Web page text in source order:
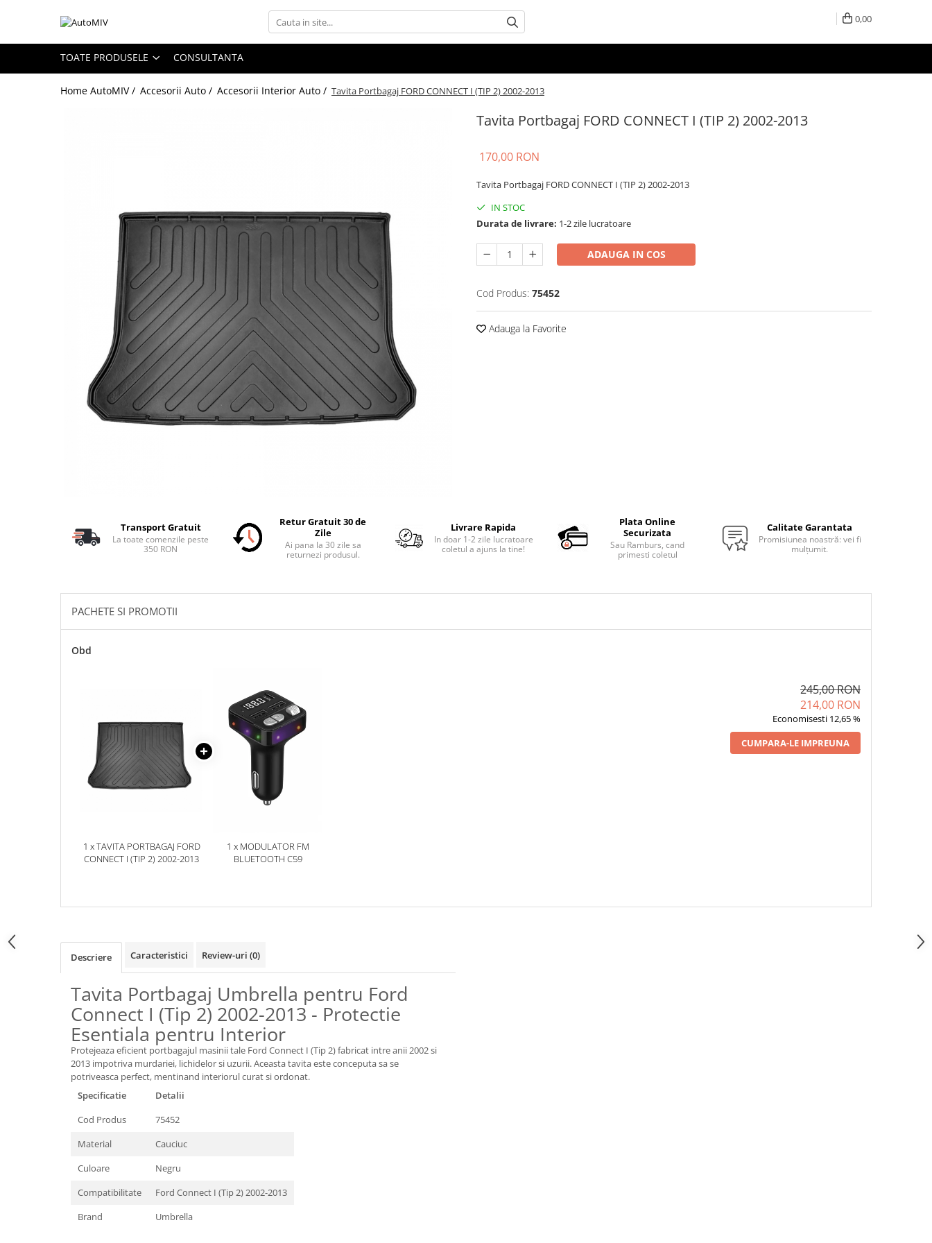
Toate Produsele
Oferta Saptamanii
Buton Clapeta Rezervor
Alte Butoane/Comutatoare
Accesorii Auto Exterior
Husa Auto / Prelata Auto
Paravanturi Auto / Deflectoare Aer
Tavite Portbagaj Dedicate
Covorase Auto/ Presuri Auto
Carcasa Cheie
Accesorii Electronice Auto
Incarcatoare Auto
Organizatoare Auto
Oglinzi
Pompa Spalator Parbriz
Accesorii Camioane
Lampi si Proiectoare Camion
Marcaje si Echipamente de
Accesorii Cabina Camion
Echipamente Electrice si
Echipamente ADR si Utilitare
Uleiuri si Lichide Auto
Aditivi Combustibil
Aditivi DPF, Sistem Racire si
0,00
TOATE PRODUSELE CONSULTANTA
Home AutoMIV / Accesorii Auto / Accesorii Interior Auto / Tavita Portbagaj FORD CONNECT I (TIP 2) 2002-2013
Tavita Portbagaj FORD CONNECT I (TIP 2) 2002-2013
170,00 RON
Tavita Portbagaj FORD CONNECT I (TIP 2) 2002-2013
IN STOC
Durata de livrare: 1-2 zile lucratoare
ADAUGA IN COS
Cod Produs: 75452
Adauga la Favorite
Transport Gratuit
La toate comenzile peste
350 RON
Retur Gratuit 30 de
Zile
Ai pana la 30 zile sa
returnezi produsul.
Livrare Rapida
In doar 1-2 zile lucratoare
coletul a ajuns la tine!
Plata Online
Securizata
Sau Ramburs, cand
primesti coletul
Calitate Garantata
Promisiunea noastră: vei fi
mulțumit.
PACHETE SI PROMOTII
Obd
1 x TAVITA PORTBAGAJ FORD
CONNECT I (TIP 2) 2002-2013
1 x MODULATOR FM
BLUETOOTH C59
245,00 RON
214,00 RON
Economisesti 12,65 %
CUMPARA-LE IMPREUNA
Descriere Caracteristici Review-uri (0)
Tavita Portbagaj Umbrella pentru Ford
Connect I (Tip 2) 2002-2013 - Protectie
Esentiala pentru Interior
Protejeaza eficient portbagajul masinii tale Ford Connect I (Tip 2) fabricat intre anii 2002 si
2013 impotriva murdariei, lichidelor si uzurii. Aceasta tavita este conceputa sa se
potriveasca perfect, mentinand interiorul curat si ordonat.
Specificatie
Detalii
Cod Produs
75452
Material
Cauciuc
Culoare
Negru
Compatibilitate
Ford Connect I (Tip 2) 2002-2013
Brand
Umbrella